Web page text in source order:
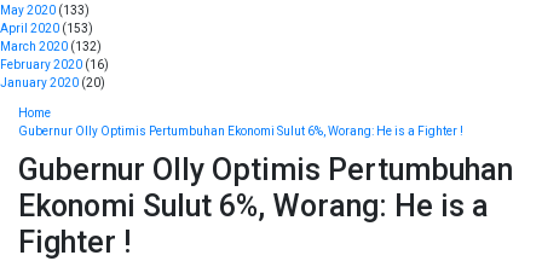
May 2020 (133)
April 2020 (153)
March 2020 (132)
February 2020 (16)
January 2020 (20)
Home
Gubernur Olly Optimis Pertumbuhan Ekonomi Sulut 6%, Worang: He is a Fighter !
Gubernur Olly Optimis Pertumbuhan
Ekonomi Sulut 6%, Worang: He is a
Fighter !